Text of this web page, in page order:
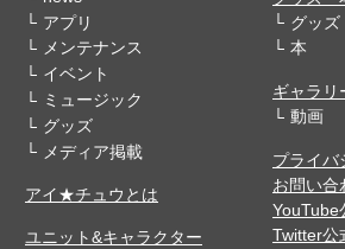
アプリ
メンテナンス
イベント
ミュージック
グッズ
メディア掲載
アイ★チュウとは
ユニット&キャラクター
グッズ
本
ギャラリ
動画
プライバ
お問い合
YouTube
Twitter公